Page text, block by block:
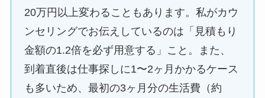
20万円以上変わることもあります。私がカウ
ンセリングでお伝えしているのは「見積もり
金額の1.2倍を必ず用意する」こと。また、
到着直後は仕事探しに1〜2ヶ月かかるケース
も多いため、最初の3ヶ月分の生活費（約